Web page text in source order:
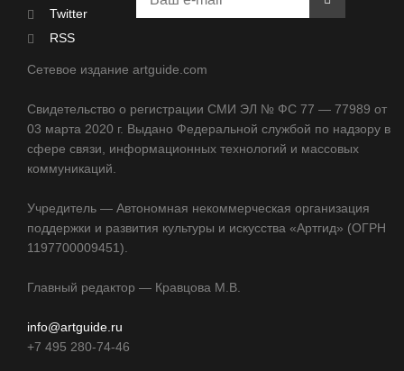
Twitter
RSS
Сетевое издание artguide.com
Свидетельство о регистрации СМИ ЭЛ № ФС 77 — 77989 от
03 марта 2020 г. Выдано Федеральной службой по надзору в
сфере связи, информационных технологий и массовых
коммуникаций.
Учредитель — Автономная некоммерческая организация
поддержки и развития культуры и искусства «Артгид» (ОГРН
1197700009451).
Главный редактор — Кравцова М.В.
info@artguide.ru
+7 495 280-74-46